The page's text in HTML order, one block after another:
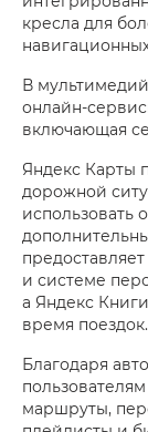
кресла для
В
онлайн-
включающая
Яндекс Карты
дорожной
использовать
и системе
а Яндекс
время поездок.
Благодаря
маршруты,